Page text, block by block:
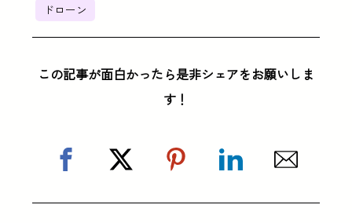
ドローン
この記事が面白かったら是非シェアをお願いしま
す！